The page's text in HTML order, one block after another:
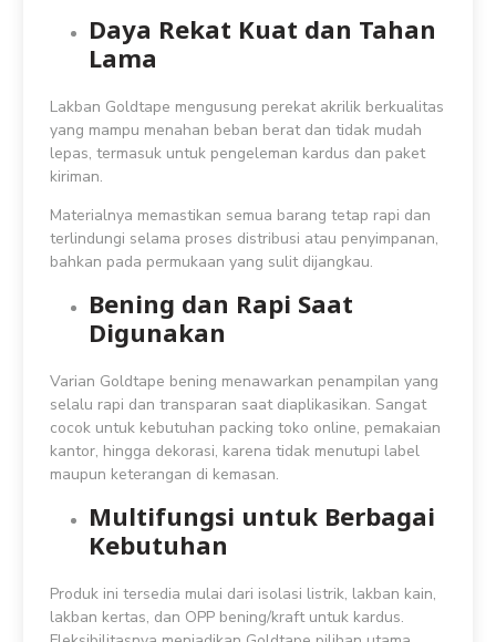
Daya Rekat Kuat dan Tahan
Lama
Lakban Goldtape mengusung perekat akrilik berkualitas
yang mampu menahan beban berat dan tidak mudah
lepas, termasuk untuk pengeleman kardus dan paket
kiriman.
Materialnya memastikan semua barang tetap rapi dan
terlindungi selama proses distribusi atau penyimpanan,
bahkan pada permukaan yang sulit dijangkau.
Bening dan Rapi Saat
Digunakan
Varian Goldtape bening menawarkan penampilan yang
selalu rapi dan transparan saat diaplikasikan. Sangat
cocok untuk kebutuhan packing toko online, pemakaian
kantor, hingga dekorasi, karena tidak menutupi label
maupun keterangan di kemasan.
Multifungsi untuk Berbagai
Kebutuhan
Produk ini tersedia mulai dari isolasi listrik, lakban kain,
lakban kertas, dan OPP bening/kraft untuk kardus.